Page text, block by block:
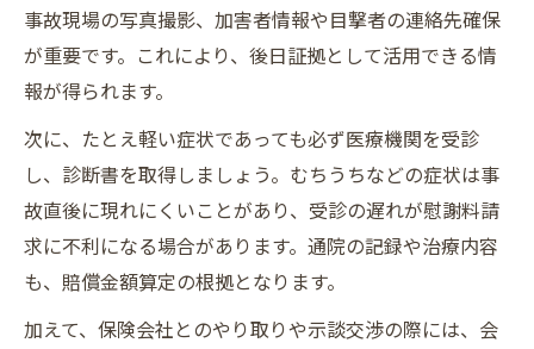
事故現場の写真撮影、加害者情報や目撃者の連絡先確保
が重要です。これにより、後日証拠として活用できる情
報が得られます。
次に、たとえ軽い症状であっても必ず医療機関を受診
し、診断書を取得しましょう。むちうちなどの症状は事
故直後に現れにくいことがあり、受診の遅れが慰謝料請
求に不利になる場合があります。通院の記録や治療内容
も、賠償金額算定の根拠となります。
加えて、保険会社とのやり取りや示談交渉の際には、会